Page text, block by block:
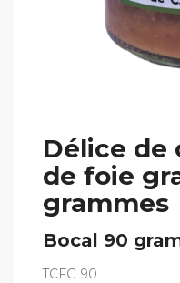
Délice de
de foie
grammes
Bocal 90
TCFG 90